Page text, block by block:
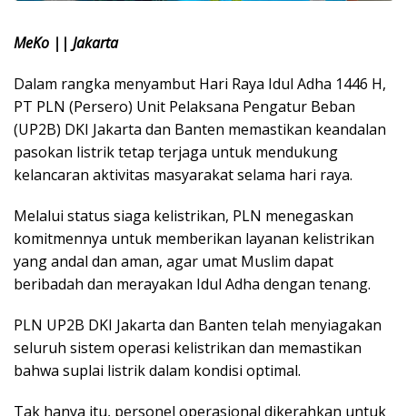
MeKo || Jakarta
Dalam rangka menyambut Hari Raya Idul Adha 1446 H,
PT PLN (Persero) Unit Pelaksana Pengatur Beban
(UP2B) DKI Jakarta dan Banten memastikan keandalan
pasokan listrik tetap terjaga untuk mendukung
kelancaran aktivitas masyarakat selama hari raya.
Melalui status siaga kelistrikan, PLN menegaskan
komitmennya untuk memberikan layanan kelistrikan
yang andal dan aman, agar umat Muslim dapat
beribadah dan merayakan Idul Adha dengan tenang.
PLN UP2B DKI Jakarta dan Banten telah menyiagakan
seluruh sistem operasi kelistrikan dan memastikan
bahwa suplai listrik dalam kondisi optimal.
Tak hanya itu, personel operasional dikerahkan untuk